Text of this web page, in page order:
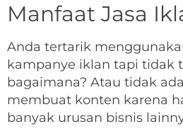
Manfaat Jasa
Anda tertarik
kampanye iklan tapi tidak
bagaimana? Atau tidak
membuat konten karena
banyak urusan bisnis